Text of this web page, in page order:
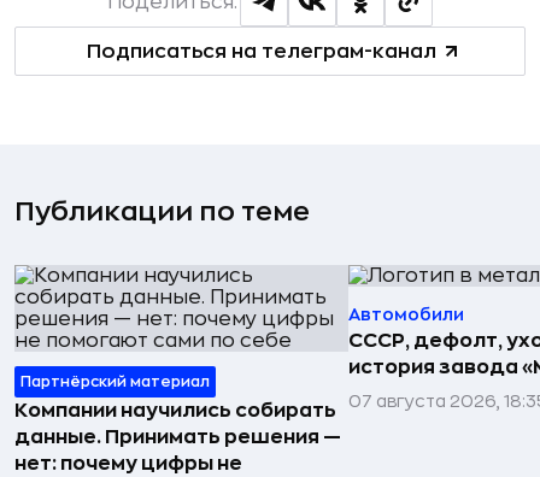
Подписаться на телеграм-канал
Публикации по теме
Партнёрский материал
Компании научились собирать
данные. Принимать решения —
нет: почему цифры не
Автомобили
СССР, дефолт,
история завода
07 августа 2026,